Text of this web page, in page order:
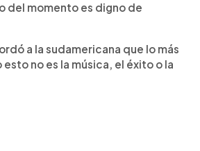
del momento es digno de
a la sudamericana que lo más
no es la música, el éxito o la